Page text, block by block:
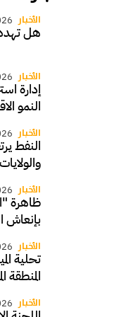
الأخبار
هل تهدد
الأخبار
إدارة
النمو
الأخبار
النفط
الأخبار
ظاهرة
بإنعاش
الأخبار
تحلية
المنطقة
الأخبار